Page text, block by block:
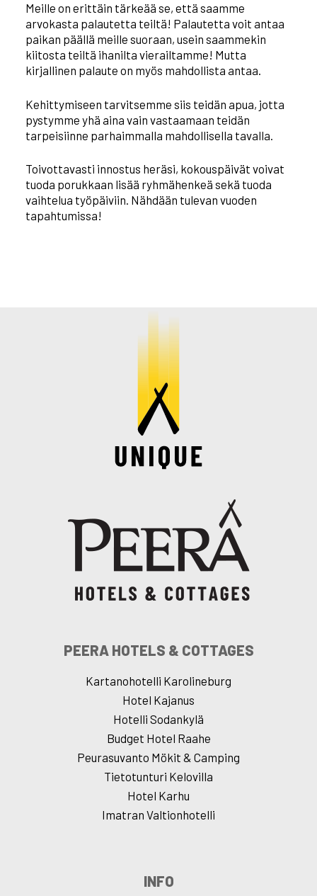
Meille on erittäin tärkeää se, että saamme
arvokasta palautetta teiltä! Palautetta voit antaa
paikan päällä meille suoraan, usein saammekin
kiitosta teiltä ihanilta vierailtamme! Mutta
kirjallinen palaute on myös mahdollista antaa.
Kehittymiseen tarvitsemme siis teidän apua, jotta
pystymme yhä aina vain vastaamaan teidän
tarpeisiinne parhaimmalla mahdollisella tavalla.
Toivottavasti innostus heräsi, kokouspäivät voivat
tuoda porukkaan lisää ryhmähenkeä sekä tuoda
vaihtelua työpäiviin. Nähdään tulevan vuoden
tapahtumissa!
PEERA HOTELS & COTTAGES
Kartanohotelli Karolineburg
Hotel Kajanus
Hotelli Sodankylä
Budget Hotel Raahe
Peurasuvanto Mökit & Camping
Tietotunturi Kelovilla
Hotel Karhu
Imatran Valtionhotelli
INFO